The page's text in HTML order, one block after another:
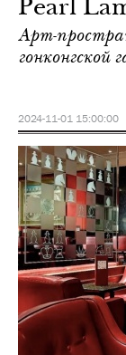
Pearl
Арт-
гонконгской
2024-11-01 15:00:00